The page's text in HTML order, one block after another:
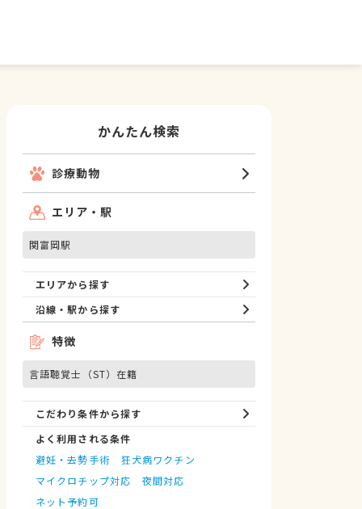
かんたん検索
診療動物
エリア・駅
関富岡駅
エリアから探す
沿線・駅から探す
特徴
言語聴覚士（ST）在籍
こだわり条件から探す
よく利用される条件
避妊・去勢手術
狂犬病ワクチン
マイクロチップ対応
夜間対応
ネット予約可